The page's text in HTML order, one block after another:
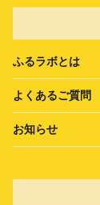
ふるラボとは
よくあるご質問
お知らせ